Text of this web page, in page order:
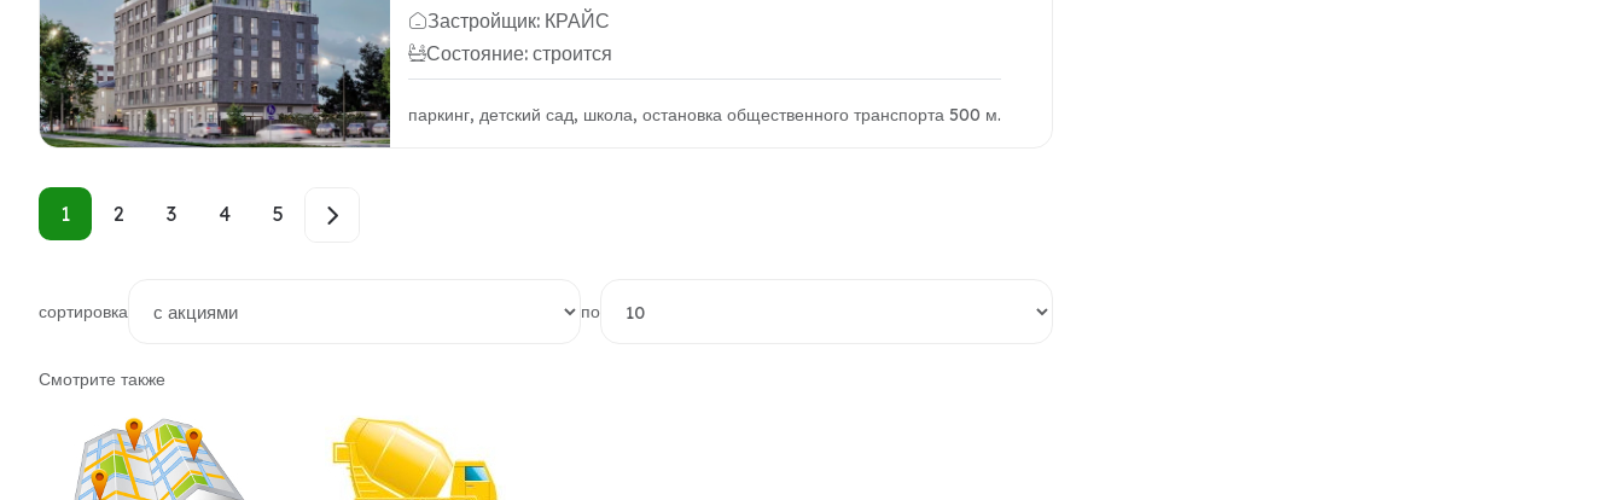
Застройщик: КРАЙС
Состояние: строится
паркинг, детский сад, школа, остановка общественного транспорта 500 м.
1 2 3 4 5
сортировка по
Смотрите также